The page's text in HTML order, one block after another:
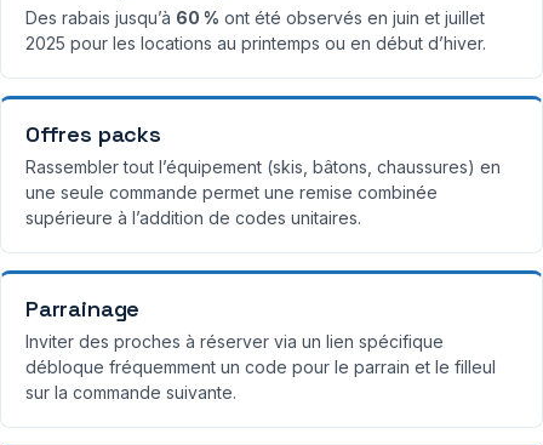
Des rabais jusqu’à 60 % ont été observés en juin et juillet
2025 pour les locations au printemps ou en début d’hiver.
Offres packs
Rassembler tout l’équipement (skis, bâtons, chaussures) en
une seule commande permet une remise combinée
supérieure à l’addition de codes unitaires.
Parrainage
Inviter des proches à réserver via un lien spécifique
débloque fréquemment un code pour le parrain et le filleul
sur la commande suivante.